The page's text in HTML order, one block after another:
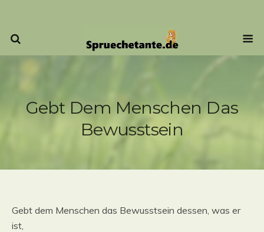
Gebt Dem Menschen Das
Bewusstsein
Gebt dem Menschen das Bewusstsein dessen, was er
ist,